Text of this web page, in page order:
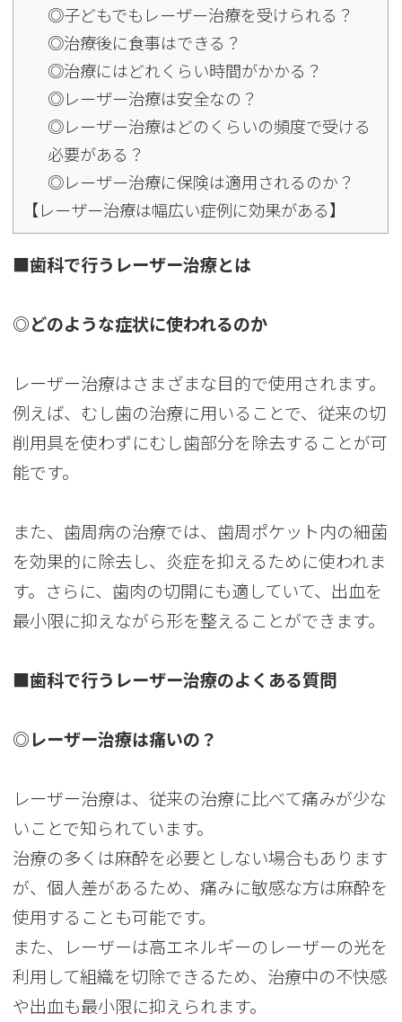
◎子どもでもレーザー治療を受けられる？
◎治療後に食事はできる？
◎治療にはどれくらい時間がかかる？
◎レーザー治療は安全なの？
◎レーザー治療はどのくらいの頻度で受ける
必要がある？
◎レーザー治療に保険は適用されるのか？
【レーザー治療は幅広い症例に効果がある】
■歯科で行うレーザー治療とは
◎どのような症状に使われるのか
レーザー治療はさまざまな目的で使用されます。
例えば、むし歯の治療に用いることで、従来の切
削用具を使わずにむし歯部分を除去することが可
能です。
また、歯周病の治療では、歯周ポケット内の細菌
を効果的に除去し、炎症を抑えるために使われま
す。さらに、歯肉の切開にも適していて、出血を
最小限に抑えながら形を整えることができます。
■歯科で行うレーザー治療のよくある質問
◎レーザー治療は痛いの？
レーザー治療は、従来の治療に比べて痛みが少な
いことで知られています。
治療の多くは麻酔を必要としない場合もあります
が、個人差があるため、痛みに敏感な方は麻酔を
使用することも可能です。
また、レーザーは高エネルギーのレーザーの光を
利用して組織を切除できるため、治療中の不快感
や出血も最小限に抑えられます。